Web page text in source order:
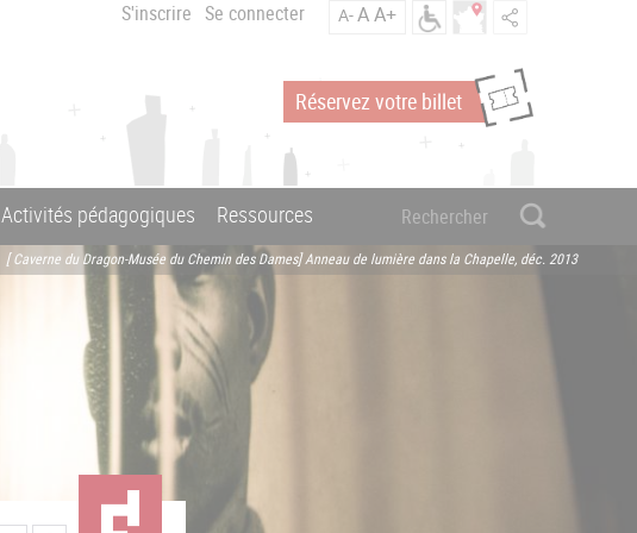
S'inscrire Se connecter A-AA+
Réservez votre billet
Activités pédagogiques Ressources
[ Caverne du Dragon-Musée du Chemin des Dames] Anneau de lumière dans la Chapelle, déc. 2013